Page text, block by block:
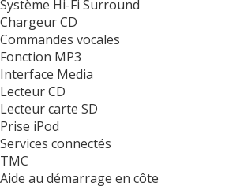
Système Hi-Fi Surround
Chargeur CD
Commandes vocales
Fonction MP3
Interface Media
Lecteur CD
Lecteur carte SD
Prise iPod
Services connectés
TMC
Aide au démarrage en côte